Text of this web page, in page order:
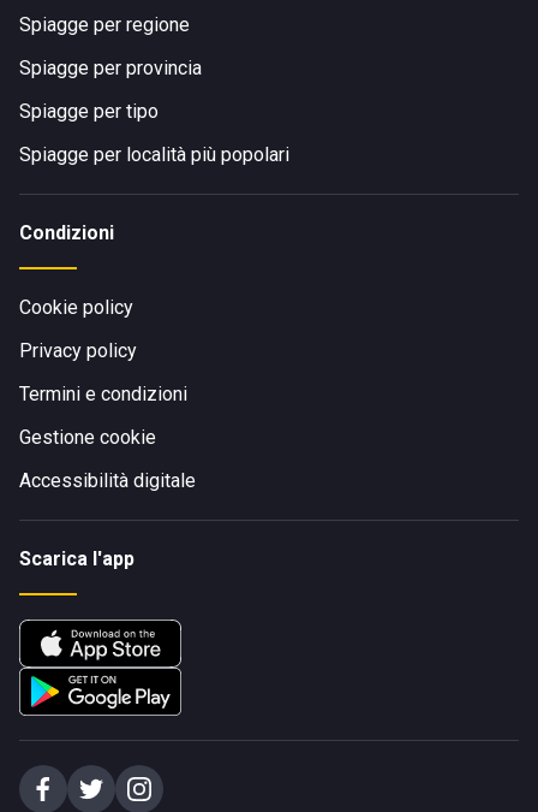
Spiagge per regione
Spiagge per provincia
Spiagge per tipo
Spiagge per località più popolari
Condizioni
Cookie policy
Privacy policy
Termini e condizioni
Gestione cookie
Accessibilità digitale
Scarica l'app